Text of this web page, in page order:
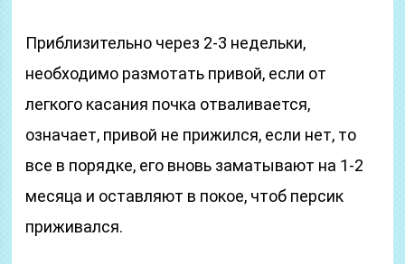
Приблизительно через 2-3 недельки,
необходимо размотать привой, если от
легкого касания почка отваливается,
означает, привой не прижился, если нет, то
все в порядке, его вновь заматывают на 1-2
месяца и оставляют в покое, чтоб персик
приживался.